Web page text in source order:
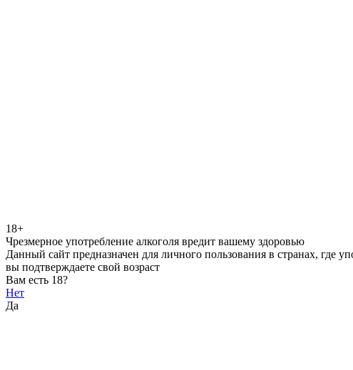
18+
Чрезмерное употребление алкоголя вредит вашему здоровью
Данный сайт предназначен для личного пользования в странах, где
вы подтверждаете свой возраст
Вам есть 18?
Нет
Да